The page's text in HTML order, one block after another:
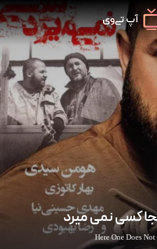
کسی نمی میرد
Here One Does Not